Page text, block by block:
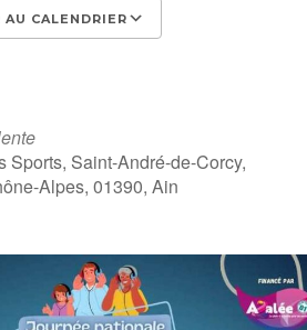
CALENDRIER
Sports, Saint-André-de-Corcy,
Alpes, 01390, Ain